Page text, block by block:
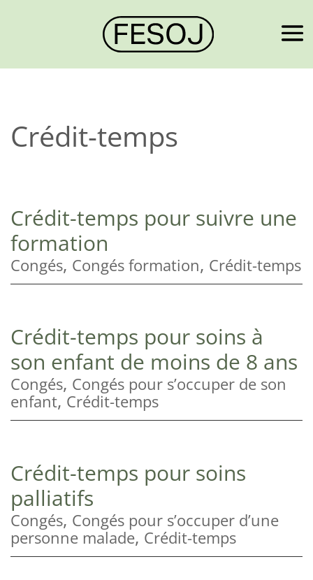
Crédit-temps
Crédit-temps pour suivre une
formation
Congés, Congés formation, Crédit-temps
Crédit-temps pour soins à
son enfant de moins de 8 ans
Congés, Congés pour s’occuper de son
enfant, Crédit-temps
Crédit-temps pour soins
palliatifs
Congés, Congés pour s’occuper d’une
personne malade, Crédit-temps